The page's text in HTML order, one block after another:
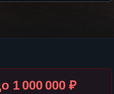
1 000 000 ₽